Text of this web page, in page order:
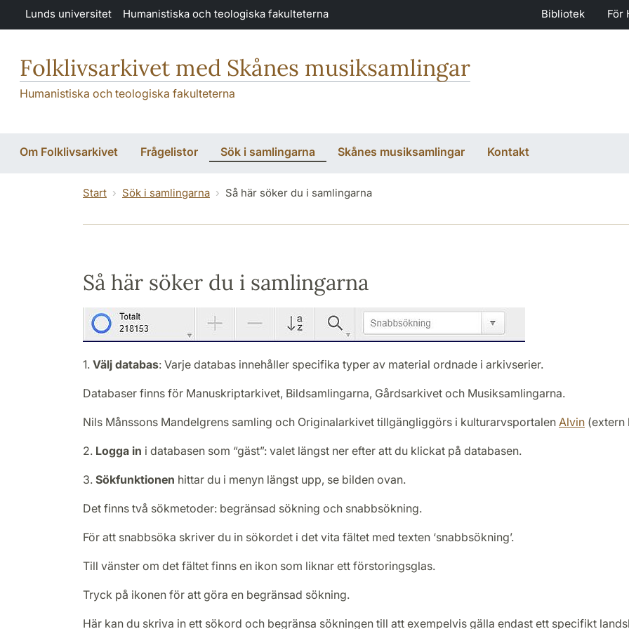
Hoppa till huvudinnehåll
Lunds universitet Humanistiska och teologiska fakulteterna Bibliotek För
Folklivsarkivet med Skånes musiksamlingar
Humanistiska och teologiska fakulteterna
Om Folklivsarkivet Frågelistor Sök i samlingarna Skånes musiksamlingar Kontakt
Start Sök i samlingarna Så här söker du i samlingarna
Så här söker du i samlingarna
1. Välj databas: Varje databas innehåller specifika typer av material ordnade i arkivserier.
Databaser finns för Manuskriptarkivet, Bildsamlingarna, Gårdsarkivet och Musiksamlingarna.
Nils Månssons Mandelgrens samling och Originalarkivet tillgängliggörs i kulturarvsportalen Alvin (extern
2. Logga in i databasen som “gäst”: valet längst ner efter att du klickat på databasen.
3. Sökfunktionen hittar du i menyn längst upp, se bilden ovan.
Det finns två sökmetoder: begränsad sökning och snabbsökning.
För att snabbsöka skriver du in sökordet i det vita fältet med texten ‘snabbsökning’.
Till vänster om det fältet finns en ikon som liknar ett förstoringsglas.
Tryck på ikonen för att göra en begränsad sökning.
Här kan du skriva in ett sökord och begränsa sökningen till att exempelvis gälla endast ett specifikt